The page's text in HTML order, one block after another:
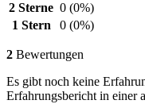
2 Sterne 0 (0%)
1 Stern
0 (0%)
2 Bewertungen
Es gibt noch keine
Erfahrungsbericht in einer